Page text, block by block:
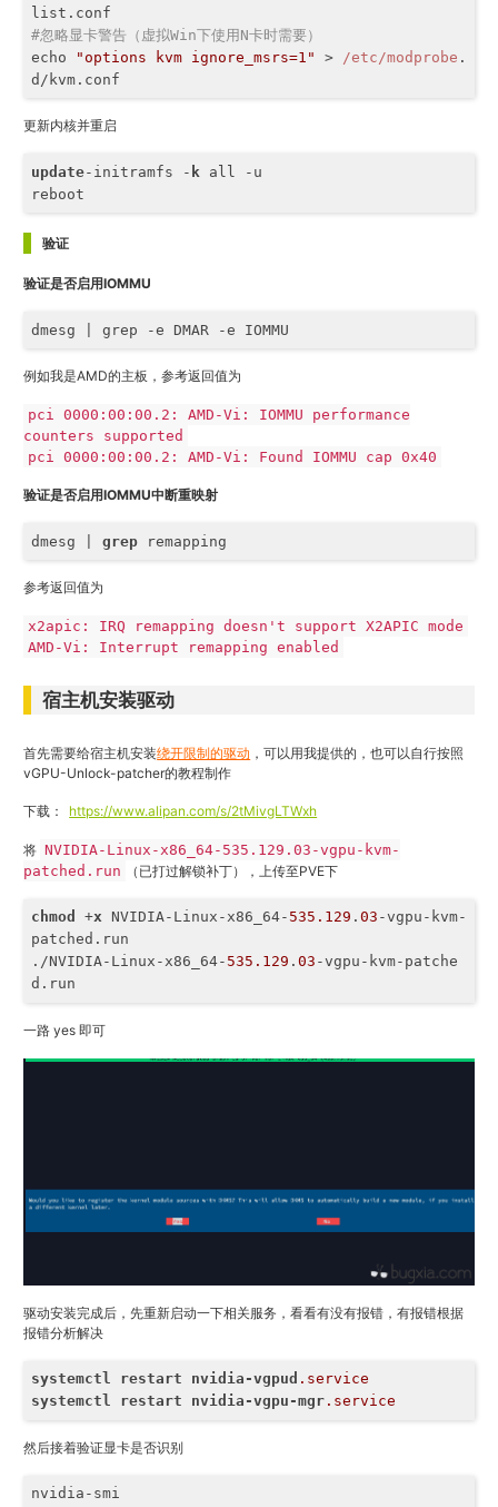
#忽略显卡警告（虚拟Win下使用N卡时需要）
echo
"options kvm ignore_msrs=1" > /etc/modprobe .
d/kvm.conf
更新内核并重启
update-initramfs - k all -u
reboot
验证
验证是否启用IOMMU
dmesg | grep -e DMAR -e IOMMU
例如我是AMD的主板，参考返回值为
pci 0000:00:00.2: AMD-Vi: IOMMU performance
counters supported
pci 0000:00:00.2: AMD-Vi: Found IOMMU cap 0x40
验证是否启用IOMMU中断重映射
dmesg | grep remapping
参考返回值为
x2apic: IRQ remapping doesn't support X2APIC mode
AMD-Vi: Interrupt remapping enabled
宿主机安装驱动
首先需要给宿主机安装绕开限制的驱动 ，可以用我提供的，也可以自行按照
vGPU-Unlock-patcher的教程制作
下载： https://www.alipan.com/s/2tMivgLTWxh
将 NVIDIA-Linux-x86_64-535.129.03-vgpu-kvm-
patched.run
（已打过解锁补丁），上传至PVE下
chmod +x NVIDIA-Linux-x86_64- 535.129 . 03 -vgpu-kvm-
patched.run
./NVIDIA-Linux-x86_64- 535.129 . 03 -vgpu-kvm-patche
d.run
一路 yes 即可
驱动安装完成后，先重新启动一下相关服务，看看有没有报错，有报错根据
报错分析解决
systemctl restart nvidia-vgpud .service
systemctl
restart nvidia-vgpu-mgr.service
然后接着验证显卡是否识别
nvidia-smi